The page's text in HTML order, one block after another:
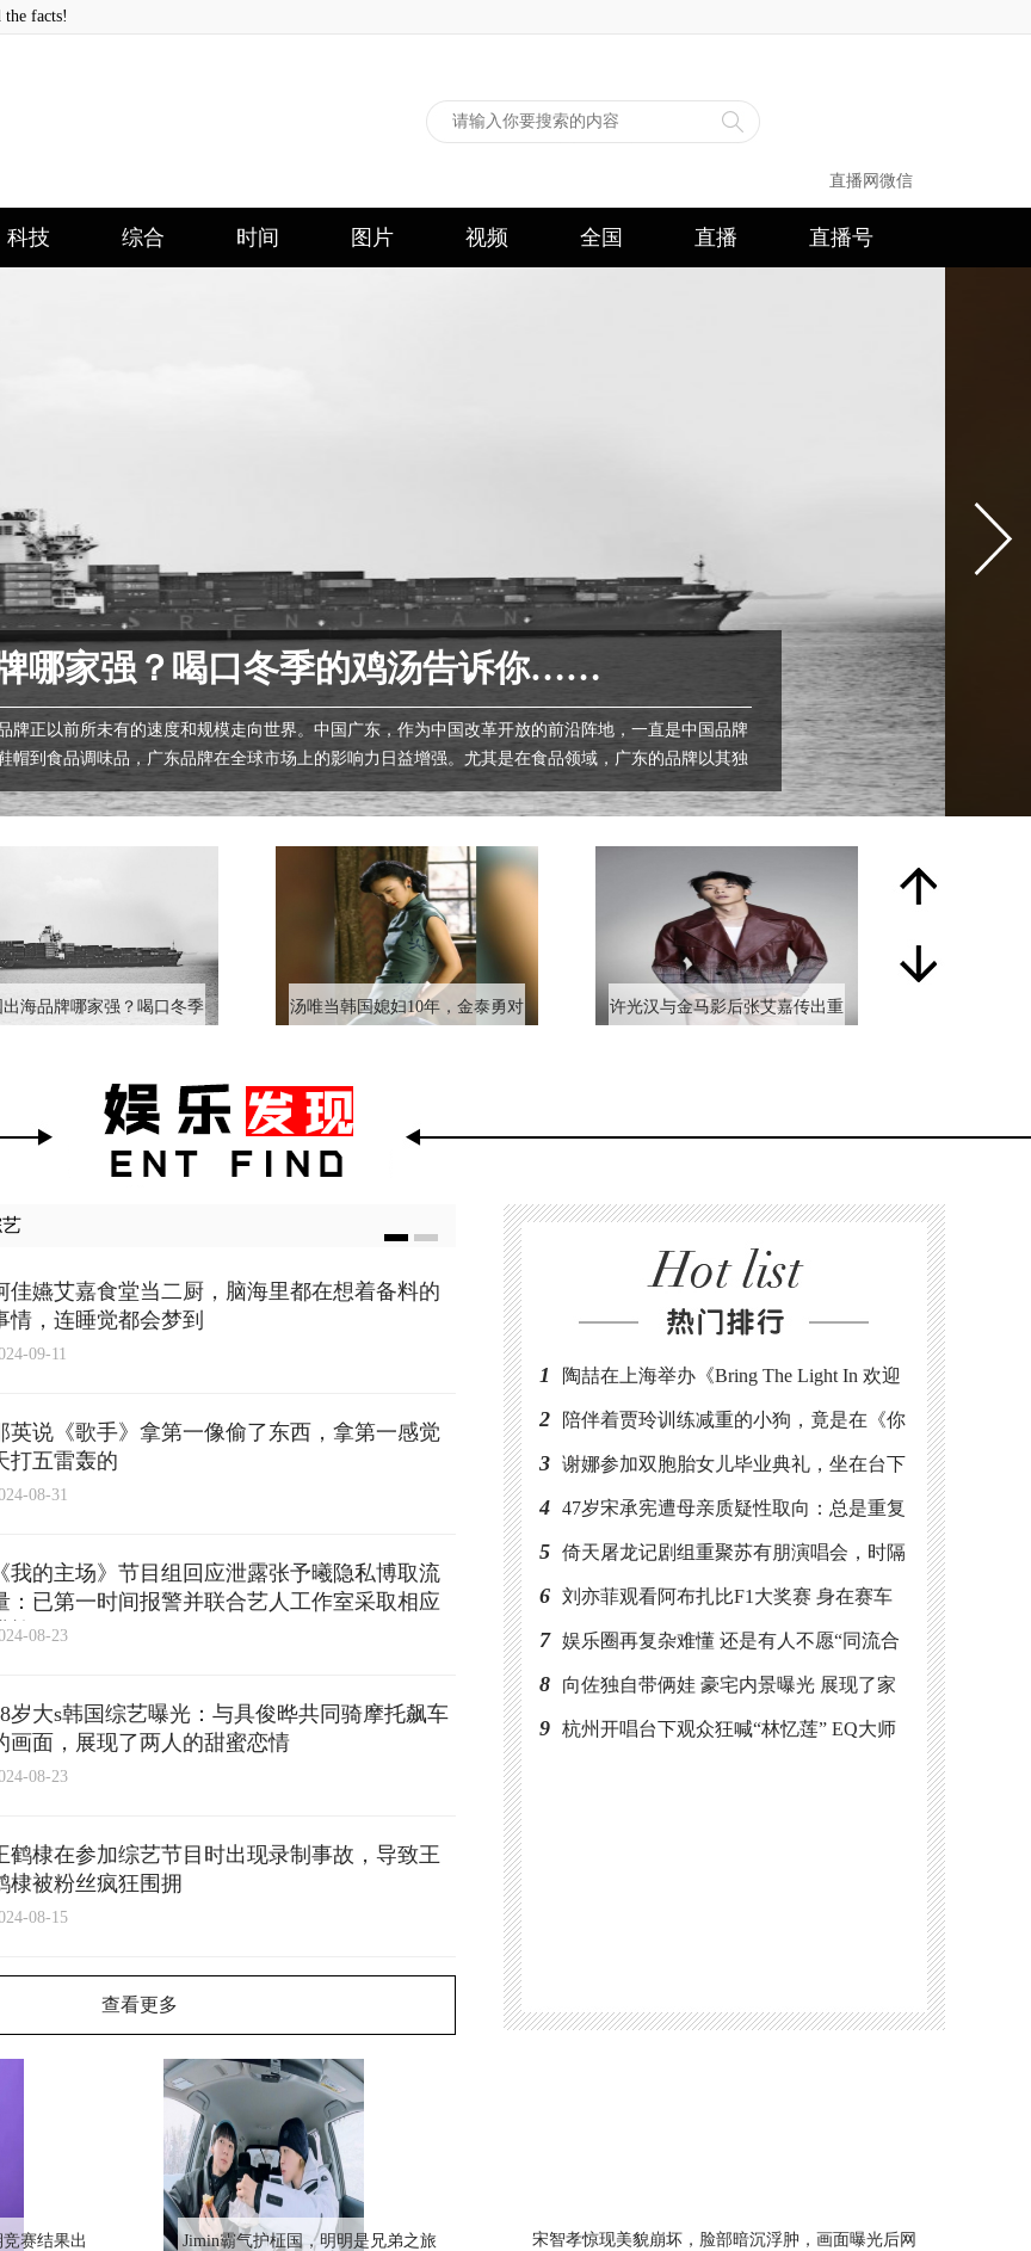
facts!
直播网微信
科技 综合 时间 图片 视频 全国 直播 直播号
哪家强？喝口冬季的鸡汤告诉你……
正以前所未有的速度和规模走向世界。中国广东，作为中国改革开放的前沿阵地，一直是中国品牌
帽到食品调味品，广东品牌在全球市场上的影响力日益增强。尤其是在食品领域，广东的品牌以其独
出海品牌哪家强？喝口冬季
汤唯当韩国媳妇10年，金泰勇对
许光汉与金马影后张艾嘉传出重
香港女星刘嘉玲素颜晨跑照
状况极佳，连一点细纹都没
有
吴慷仁被传与壹心娱乐是试用3
个月 爱奇艺资深制作人：“怎么
可能?3个月连戏都拍不完”
汪峰女友自曝在酒店泳池被性骚
扰感叹：自己和女儿母女同心，
相互给予坚韧与支持
佳嬿艾嘉食堂当二厨，脑海里都在想着备料的
情，连睡觉都会梦到
09-11
英说《歌手》拿第一像偷了东西，拿第一感觉
打五雷轰的
08-31
《我的主场》节目组回应泄露张予曦隐私博取流
：已第一时间报警并联合艺人工作室采取相应
施08-23
岁大s韩国综艺曝光：与具俊晔共同骑摩托飙车
画面，展现了两人的甜蜜恋情
08-23
鹤棣在参加综艺节目时出现录制事故，导致王
棣被粉丝疯狂围拥
08-15
查看更多
竞赛结果出
Jimin霸气护柾国，明明是兄弟之旅
1
陶喆在上海举办《Bring The Light In 欢迎
光临》演唱会 特地献唱带有京剧元素Susa
2
陪伴着贾玲训练减重的小狗，竟是在《你
好，李焕英》拍摄期间捡到的
3 谢娜参加双胞胎女儿毕业典礼，坐在台下
感动洒泪
4 47岁宋承宪遭母亲质疑性取向：总是重复
回答3年之内，就这样3年又3年
5 倚天屠龙记剧组重聚苏有朋演唱会，时隔
22年再同框，陈紫函晒出多张合影
6 刘亦菲观看阿布扎比F1大奖赛 身在赛车
场的刘亦菲依旧美到发光
7 娱乐圈再复杂难懂 还是有人不愿“同流合
污”最典型的人就是号称国剧一哥任程伟
8
向佐独自带俩娃 豪宅内景曝光 展现了家
庭的温馨和快乐
9 杭州开唱台下观众狂喊“林忆莲” EQ大师
宋智孝惊现美貌崩坏，脸部暗沉浮肿，画面曝光后网